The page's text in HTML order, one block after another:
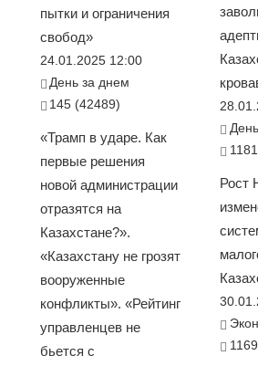
пытки и ограничения
свобод»
24.01.2025 12:00
День за днем
145 (42489)
«Трамп в ударе. Как
первые решения
новой администрации
отразятся на
Казахстане?».
«Казахстану не грозят
вооруженные
конфликты». «Рейтинг
управленцев не
бьется с
Рост